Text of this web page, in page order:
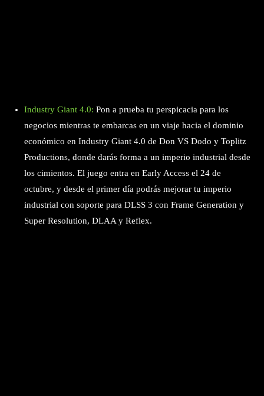
Industry Giant 4.0: Pon a prueba tu perspicacia para los
negocios mientras te embarcas en un viaje hacia el dominio
económico en Industry Giant 4.0 de Don VS Dodo y Toplitz
Productions, donde darás forma a un imperio industrial desde
los cimientos. El juego entra en Early Access el 24 de
octubre, y desde el primer día podrás mejorar tu imperio
industrial con soporte para DLSS 3 con Frame Generation y
Super Resolution, DLAA y Reflex.